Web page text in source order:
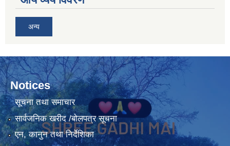
अन्य
Notices
सूचना तथा समाचार
सार्वजनिक खरीद /बोलपत्र सूचना
एन, कानुन तथा निर्देशिका